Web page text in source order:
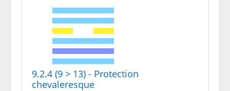
9.2.4 (9 > 13) - Protection
chevaleresque